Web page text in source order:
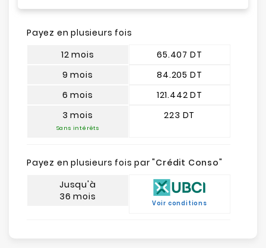
Payez en plusieurs fois
12 mois
9 mois
6 mois
3 mois
Sans intérêts
65.407 DT
84.205 DT
121.442 DT
223 DT
Payez en plusieurs fois par "Crédit Conso"
Jusqu'à
36 mois
Voir conditions